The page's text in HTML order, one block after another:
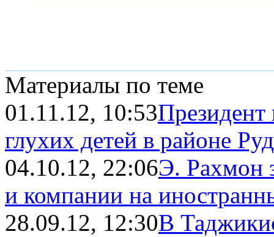
Материалы по теме
01.11.12, 10:53Президент
глухих детей в районе
04.10.12, 22:06Э. Рахмон
и компании на
28.09.12, 12:30В